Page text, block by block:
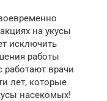
на укусы
исключить
работы
работают врачи
лет, которые
насекомых!